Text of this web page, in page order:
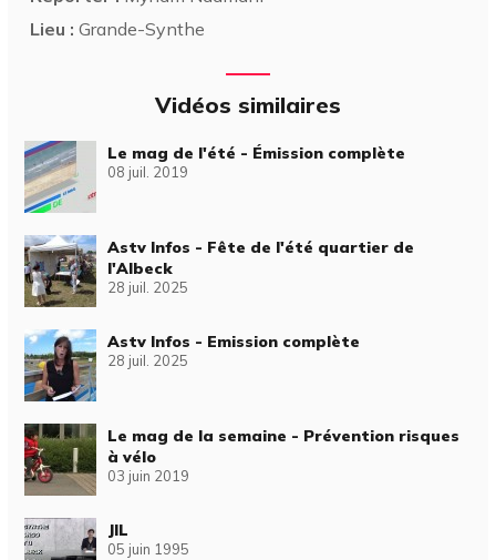
Lieu : Grande-Synthe
Vidéos similaires
Le mag de l'été - Émission complète
08 juil. 2019
Astv Infos - Fête de l'été quartier de
l'Albeck
28 juil. 2025
Astv Infos - Emission complète
28 juil. 2025
Le mag de la semaine - Prévention risques
à vélo
03 juin 2019
JIL
05 juin 1995